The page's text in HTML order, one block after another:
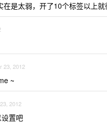
是太弱，开了10个标签以上就
23, 2012
~
2012
置吧